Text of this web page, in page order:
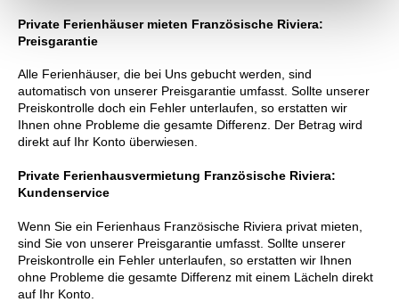
Private Ferienhäuser mieten Französische Riviera:
Preisgarantie
Alle Ferienhäuser, die bei Uns gebucht werden, sind
automatisch von unserer Preisgarantie umfasst. Sollte unserer
Preiskontrolle doch ein Fehler unterlaufen, so erstatten wir
Ihnen ohne Probleme die gesamte Differenz. Der Betrag wird
direkt auf Ihr Konto überwiesen.
Private Ferienhausvermietung Französische Riviera:
Kundenservice
Wenn Sie ein Ferienhaus Französische Riviera privat mieten,
sind Sie von unserer Preisgarantie umfasst. Sollte unserer
Preiskontrolle ein Fehler unterlaufen, so erstatten wir Ihnen
ohne Probleme die gesamte Differenz mit einem Lächeln direkt
auf Ihr Konto.